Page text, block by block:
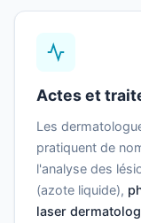
Actes et
Les
pratiquent de
l'analyse des
(azote liquide),
laser